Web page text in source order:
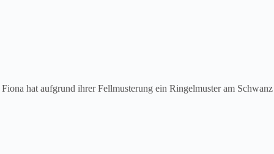
Fiona hat aufgrund ihrer Fellmusterung ein Ringelmuster am Schwanz